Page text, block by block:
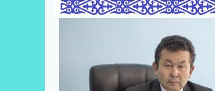
КОЛЛЕДЖ ТҮЛЕКТЕРІНІҢ
ҚАУЫМДАСТЫҒЫ
МАТЕРИАЛДЫҚ ҚОР
ӘКІМШІЛІК
ОҚЫТУШЫЛАР ҚҰРАМЫ